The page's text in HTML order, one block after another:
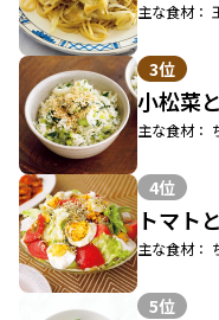
主な食材：
3位
小松菜
主な食材：
4位
トマト
主な食材：
5位